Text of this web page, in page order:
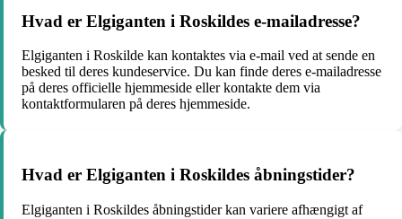
Hvad er Elgiganten i Roskildes e-mailadresse?
Elgiganten i Roskilde kan kontaktes via e-mail ved at sende en
besked til deres kundeservice. Du kan finde deres e-mailadresse
på deres officielle hjemmeside eller kontakte dem via
kontaktformularen på deres hjemmeside.
Hvad er Elgiganten i Roskildes åbningstider?
Elgiganten i Roskildes åbningstider kan variere afhængigt af